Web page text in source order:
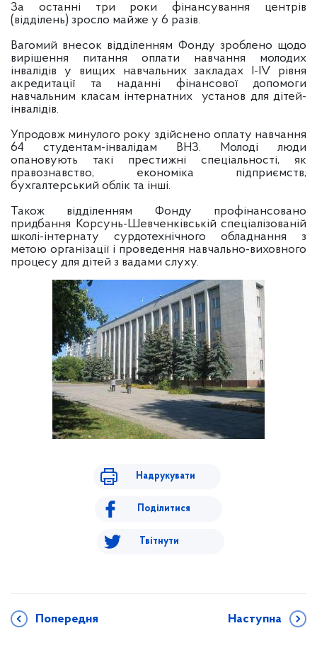
За останні три роки фінансування центрів
(відділень) зросло майже у 6 разів.
Вагомий внесок відділенням Фонду зроблено щодо
вирішення питання оплати навчання молодих
інвалідів у вищих навчальних закладах I-IV рівня
акредитації та наданні фінансової допомоги
навчальним класам інтернатних установ для дітей-
інвалідів.
Упродовж минулого року здійснено оплату навчання
64 студентам-інвалідам ВНЗ. Молоді люди
опановують такі престижні спеціальності, як
правознавство, економіка підприємств,
бухгалтерський облік та інші.
Також відділенням Фонду профінансовано
придбання Корсунь-Шевченківській спеціалізованій
школі-інтернату сурдотехнічного обладнання з
метою організації і проведення навчально-виховного
процесу для дітей з вадами слуху.
Надрукувати
Поділитися
Твітнути
Попередня Наступна